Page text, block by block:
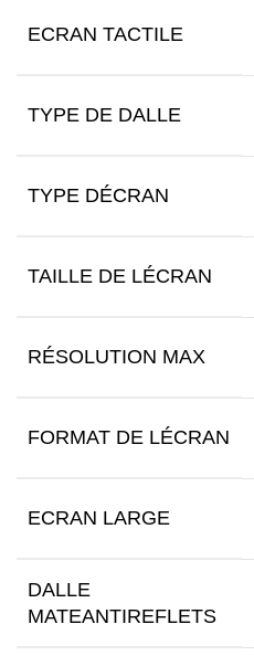
ECRAN TACTILE
TYPE DE DALLE
TYPE DÉCRAN
TAILLE DE LÉCRAN
RÉSOLUTION MAX
FORMAT DE LÉCRAN
ECRAN LARGE
DALLE
MATEANTIREFLETS